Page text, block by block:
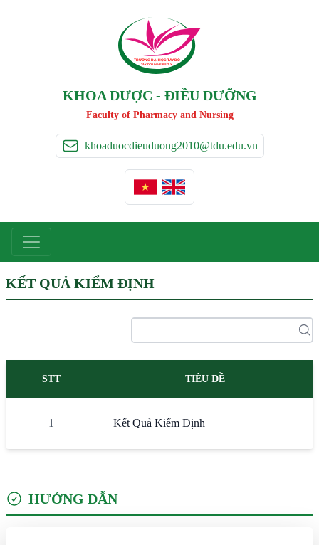
TRƯỜNG ĐẠI HỌC TÂY ĐÔ
TAY DO UNIVERSIT Y
KHOA DƯỢC - ĐIỀU DƯỠNG
Faculty of Pharmacy and Nursing
khoaduocdieuduong2010@tdu.edu.vn
KẾT QUẢ KIỂM ĐỊNH
STT TIÊU ĐỀ
1 Kết Quả Kiểm Định
HƯỚNG DẪN